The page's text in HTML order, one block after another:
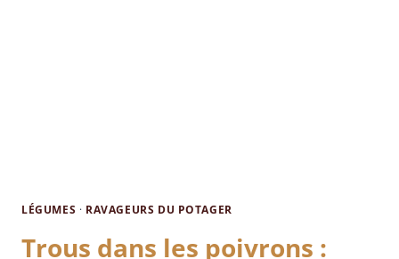
LÉGUMES · RAVAGEURS DU POTAGER
Trous dans les poivrons :